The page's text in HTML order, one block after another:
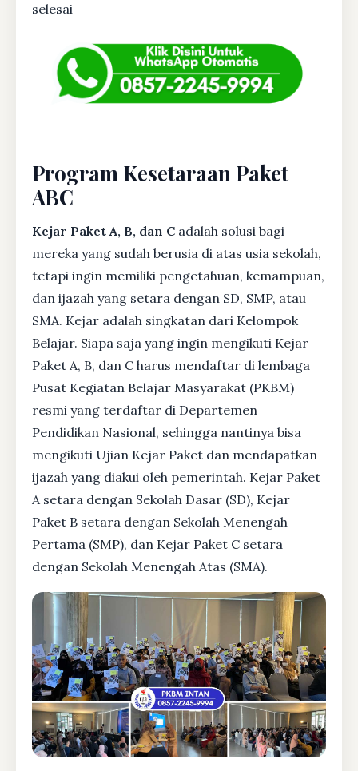
selesai
Program Kesetaraan Paket
ABC
Kejar Paket A, B, dan C adalah solusi bagi
mereka yang sudah berusia di atas usia sekolah,
tetapi ingin memiliki pengetahuan, kemampuan,
dan ijazah yang setara dengan SD, SMP, atau
SMA. Kejar adalah singkatan dari Kelompok
Belajar. Siapa saja yang ingin mengikuti Kejar
Paket A, B, dan C harus mendaftar di lembaga
Pusat Kegiatan Belajar Masyarakat (PKBM)
resmi yang terdaftar di Departemen
Pendidikan Nasional, sehingga nantinya bisa
mengikuti Ujian Kejar Paket dan mendapatkan
ijazah yang diakui oleh pemerintah. Kejar Paket
A setara dengan Sekolah Dasar (SD), Kejar
Paket B setara dengan Sekolah Menengah
Pertama (SMP), dan Kejar Paket C setara
dengan Sekolah Menengah Atas (SMA).